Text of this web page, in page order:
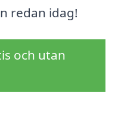
redan idag!
och utan